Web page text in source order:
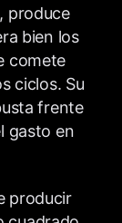
produce
bien los
comete
ciclos. Su
frente
gasto en
producir